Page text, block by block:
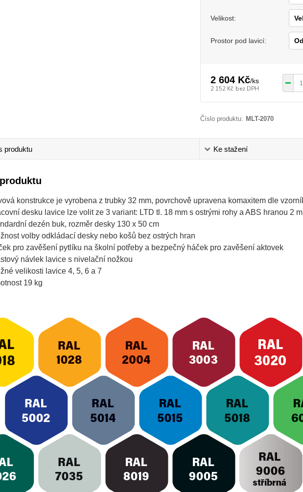
Velikost:
Prostor pod lavicí:
2 604 Kč/ks
2 152 Kč bez DPH
Číslo produktu: MLT-2070
produktu Ke stažení
konstrukce je vyrobena z trubky 32 mm, povrchově upravena komaxitem dle
desku lavice lze volit ze 3 variant: LTD tl. 18 mm s ostrými rohy a ABS hranou 2
dezén buk, rozměr desky 130 x 50 cm
volby odkládací desky nebo košů bez ostrých hran
pro zavěšení pytlíku na školní potřeby a bezpečný háček pro zavěšení aktovek
návlek lavice s nivelační nožkou
velikosti lavice 4, 5, 6 a 7
19 kg